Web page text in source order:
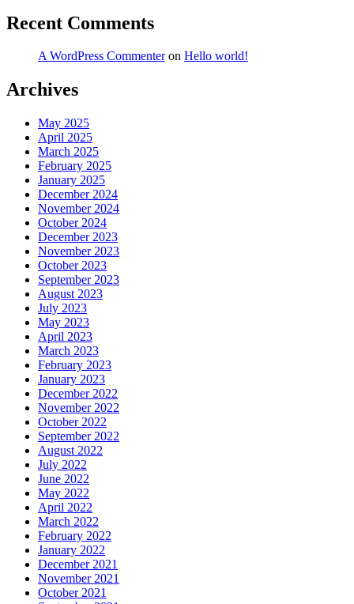
Recent Comments
A WordPress Commenteron Hello world!
Archives
May 2025
April 2025
March 2025
February 2025
January 2025
December 2024
November 2024
October 2024
December 2023
November 2023
October 2023
September 2023
August 2023
July 2023
May 2023
April 2023
March 2023
February 2023
January 2023
December 2022
November 2022
October 2022
September 2022
August 2022
July 2022
June 2022
May 2022
April 2022
March 2022
February 2022
January 2022
December 2021
November 2021
October 2021